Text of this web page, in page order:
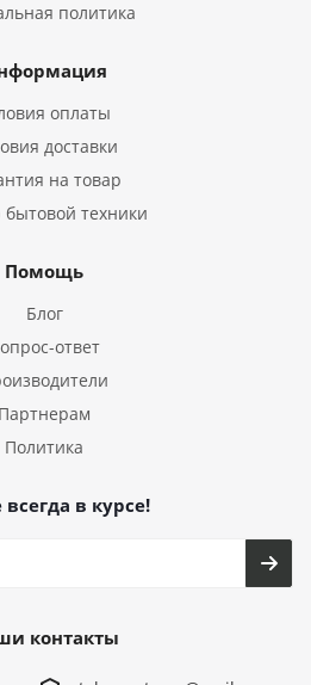
политика
оплаты
доставки
на товар
бытовой техники
Помощь
Блог
ответ
Партнерам
Политика
всегда в курсе!
контакты